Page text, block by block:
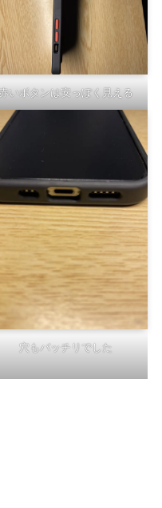
いボタンは安っぽく見える
穴もバッチリでした